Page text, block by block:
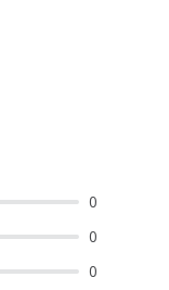
0
0
0